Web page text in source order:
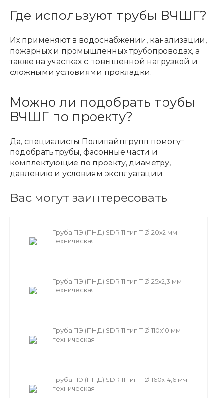
Где используют трубы ВЧШГ?
Их применяют в водоснабжении, канализации,
пожарных и промышленных трубопроводах, а
также на участках с повышенной нагрузкой и
сложными условиями прокладки.
Можно ли подобрать трубы
ВЧШГ по проекту?
Да, специалисты Полипайпгрупп помогут
подобрать трубы, фасонные части и
комплектующие по проекту, диаметру,
давлению и условиям эксплуатации.
Вас могут заинтересовать
Труба ПЭ (ПНД) SDR 11 тип Т Ø 20х2 мм
техническая
Труба ПЭ (ПНД) SDR 11 тип Т Ø 25х2,3 мм
техническая
Труба ПЭ (ПНД) SDR 11 тип Т Ø 110х10 мм
техническая
Труба ПЭ (ПНД) SDR 11 тип Т Ø 160х14,6 мм
техническая